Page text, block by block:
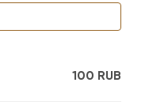
100 RUB